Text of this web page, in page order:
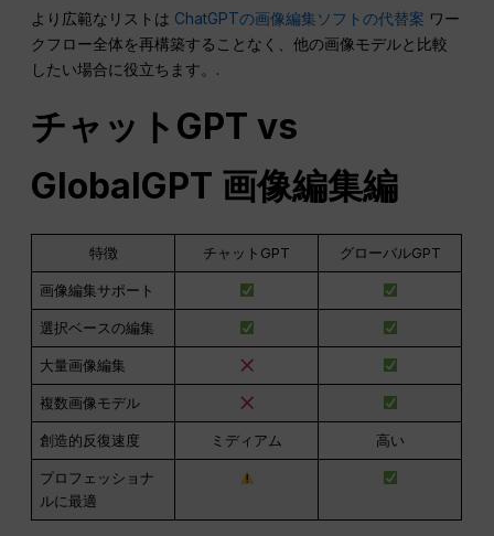
より広範なリストは ChatGPTの画像編集ソフトの代替案 ワー
クフロー全体を再構築することなく、他の画像モデルと比較
したい場合に役立ちます。.
チャットGPTvs
GlobalGPT 画像編集編
特徴 チャットGPT グローバルGPT
画像編集サポート
選択ベースの編集
大量画像編集
複数画像モデル
創造的反復速度 ミディアム 高い
プロフェッショナ
ルに最適